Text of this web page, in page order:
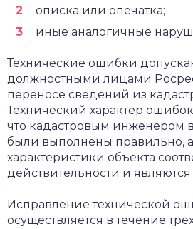
описка или опечатка;
иные аналогичные
Технические ошибки
должностными лицами
переносе сведений из
Технический характер
что кадастровым инженером
были выполнены правильно,
характеристики объекта
действительности и
Исправление технической
осуществляется в течение